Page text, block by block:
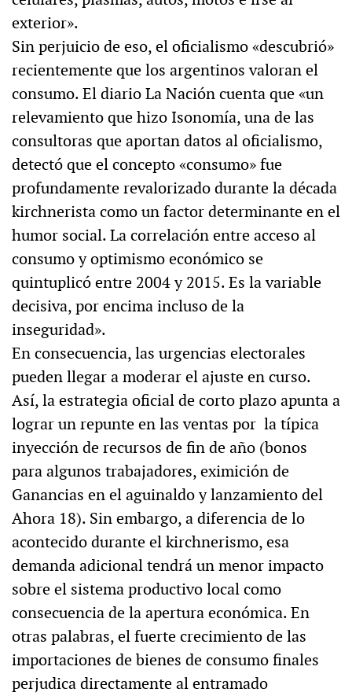
exterior».
Sin perjuicio de eso, el oficialismo «descubrió»
recientemente que los argentinos valoran el
consumo. El diario La Nación cuenta que «un
relevamiento que hizo Isonomía, una de las
consultoras que aportan datos al oficialismo,
detectó que el concepto «consumo» fue
profundamente revalorizado durante la década
kirchnerista como un factor determinante en el
humor social. La correlación entre acceso al
consumo y optimismo económico se
quintuplicó entre 2004 y 2015. Es la variable
decisiva, por encima incluso de la
inseguridad».
En consecuencia, las urgencias electorales
pueden llegar a moderar el ajuste en curso.
Así, la estrategia oficial de corto plazo apunta a
lograr un repunte en las ventas por la típica
inyección de recursos de fin de año (bonos
para algunos trabajadores, eximición de
Ganancias en el aguinaldo y lanzamiento del
Ahora 18). Sin embargo, a diferencia de lo
acontecido durante el kirchnerismo, esa
demanda adicional tendrá un menor impacto
sobre el sistema productivo local como
consecuencia de la apertura económica. En
otras palabras, el fuerte crecimiento de las
importaciones de bienes de consumo finales
perjudica directamente al entramado